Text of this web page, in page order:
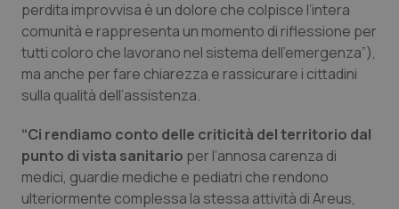
Friuli Venezia Giulia
Lazio
Liguria
Lombardia
Marche
Dermatite Atopica
Diabete & glucometri
Disturbi dell’umore
Dolore
Donna & Salute
perdita improvvisa è un dolore che colpisce l’intera
comunità e rappresenta un momento di riflessione per
tutti coloro che lavorano nel sistema dell’emergenza”),
ma anche per fare chiarezza e rassicurare i cittadini
sulla qualità dell’assistenza.
“Ci rendiamo conto delle criticità del territorio dal
punto di vista sanitario per l’annosa carenza di
medici, guardie mediche e pediatri che rendono
ulteriormente complessa la stessa attività di Areus,